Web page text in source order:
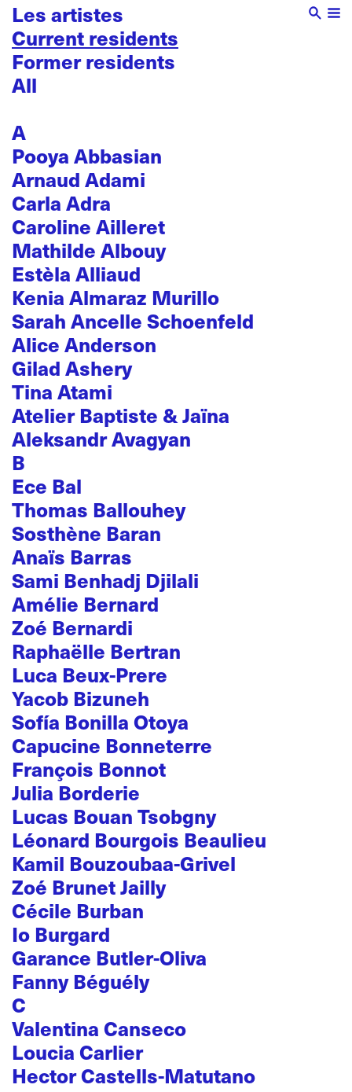
Les artistes
Current residents
Former residents
All
A
Pooya Abbasian
Arnaud Adami
Carla Adra
Caroline Ailleret
Mathilde Albouy
Estèla Alliaud
Kenia Almaraz Murillo
Sarah Ancelle Schoenfeld
Alice Anderson
Gilad Ashery
Tina Atami
Atelier Baptiste & Jaïna
Aleksandr Avagyan
B
Ece Bal
Thomas Ballouhey
Sosthène Baran
Anaïs Barras
Sami Benhadj Djilali
Amélie Bernard
Zoé Bernardi
Raphaëlle Bertran
Luca Beux-Prere
Yacob Bizuneh
Sofía Bonilla Otoya
Capucine Bonneterre
François Bonnot
Julia Borderie
Lucas Bouan Tsobgny
Léonard Bourgois Beaulieu
Kamil Bouzoubaa-Grivel
Zoé Brunet Jailly
Cécile Burban
Io Burgard
Garance Butler-Oliva
Fanny Béguély
C
Valentina Canseco
Loucia Carlier
Hector Castells-Matutano